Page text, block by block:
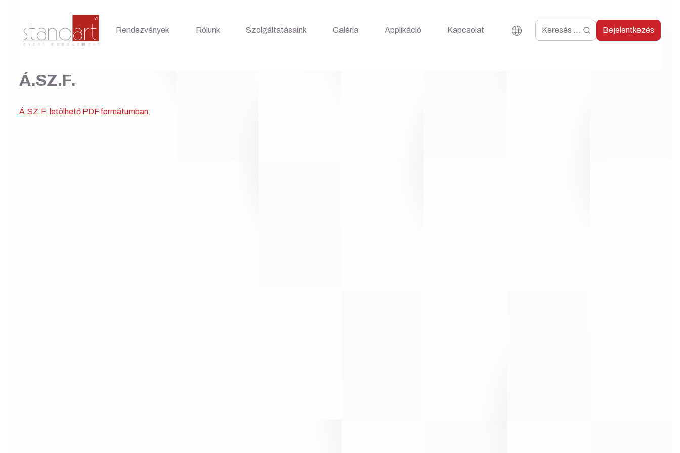
Rendezvények Rólunk Szolgáltatásaink Galéria Applikáció Kapcsolat Bejelentkezés
Á.SZ.F.
Á.SZ.F. letölhető PDF formátumban